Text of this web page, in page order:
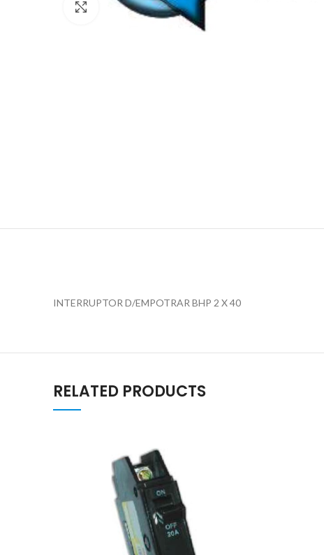
Click para agrandar
INTERRUPTOR D/EMPOTRAR BHP 2 X 40
RELATED PRODUCTS